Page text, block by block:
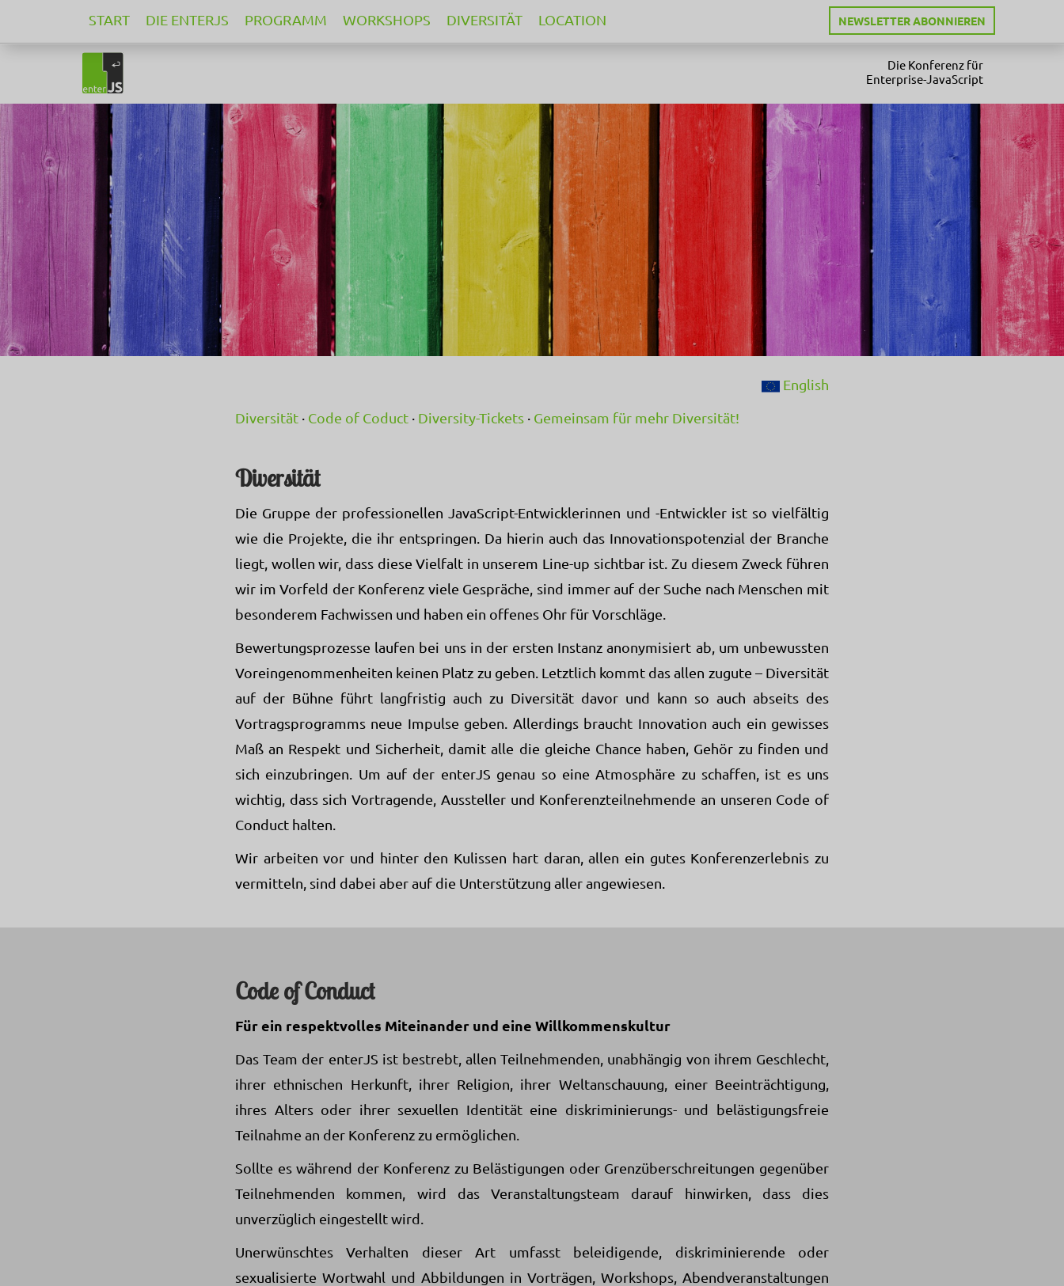
START DIE ENTERJS PROGRAMM WORKSHOPS DIVERSITÄT LOCATION NEWSLETTER ABONNIEREN
Die Konferenz für
Enterprise-JavaScript
English
Diversität · Code of Coduct · Diversity-Tickets · Gemeinsam für mehr Diversität!
Diversität
Die Gruppe der professionellen JavaScript-Entwicklerinnen und -Entwickler ist so vielfältig
wie die Projekte, die ihr entspringen. Da hierin auch das Innovationspotenzial der Branche
liegt, wollen wir, dass diese Vielfalt in unserem Line-up sichtbar ist. Zu diesem Zweck führen
wir im Vorfeld der Konferenz viele Gespräche, sind immer auf der Suche nach Menschen mit
besonderem Fachwissen und haben ein offenes Ohr für Vorschläge.
Bewertungsprozesse laufen bei uns in der ersten Instanz anonymisiert ab, um unbewussten
Voreingenommenheiten keinen Platz zu geben. Letztlich kommt das allen zugute – Diversität
auf der Bühne führt langfristig auch zu Diversität davor und kann so auch abseits des
Vortragsprogramms neue Impulse geben. Allerdings braucht Innovation auch ein gewisses
Maß an Respekt und Sicherheit, damit alle die gleiche Chance haben, Gehör zu finden und
sich einzubringen. Um auf der enterJS genau so eine Atmosphäre zu schaffen, ist es uns
wichtig, dass sich Vortragende, Aussteller und Konferenzteilnehmende an unseren Code of
Conduct halten.
Wir arbeiten vor und hinter den Kulissen hart daran, allen ein gutes Konferenzerlebnis zu
vermitteln, sind dabei aber auf die Unterstützung aller angewiesen.
Code of Conduct
Für ein respektvolles Miteinander und eine Willkommenskultur
Das Team der enterJS ist bestrebt, allen Teilnehmenden, unabhängig von ihrem Geschlecht,
ihrer ethnischen Herkunft, ihrer Religion, ihrer Weltanschauung, einer Beeinträchtigung,
ihres Alters oder ihrer sexuellen Identität eine diskriminierungs- und belästigungsfreie
Teilnahme an der Konferenz zu ermöglichen.
Sollte es während der Konferenz zu Belästigungen oder Grenzüberschreitungen gegenüber
Teilnehmenden kommen, wird das Veranstaltungsteam darauf hinwirken, dass dies
unverzüglich eingestellt wird.
Unerwünschtes Verhalten dieser Art umfasst beleidigende, diskriminierende oder
sexualisierte Wortwahl und Abbildungen in Vorträgen, Workshops, Abendveranstaltungen